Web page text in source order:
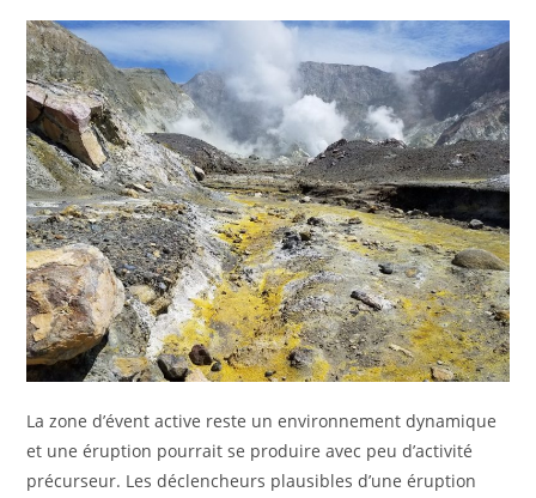
La zone d’évent active reste un environnement dynamique
et une éruption pourrait se produire avec peu d’activité
précurseur. Les déclencheurs plausibles d’une éruption